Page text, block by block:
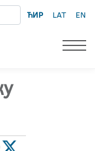
ЋИР LAT EN